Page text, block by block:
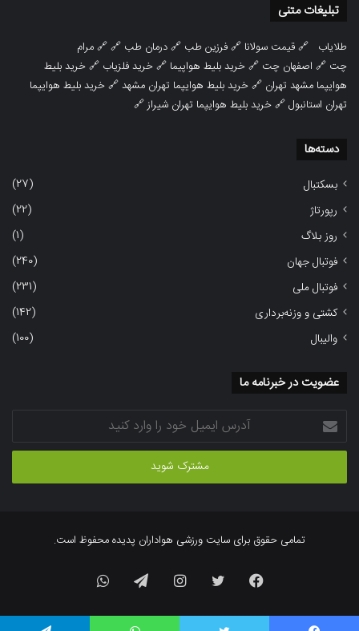
تبلیغات متنی
طلایاب 🔗قیمت سولانا 🔗فرزین طب 🔗درمان طب 🔗 🔗مرام
چت 🔗 اصفهان چت 🔗خرید بلیط هواپیما 🔗خرید فلزیاب 🔗خرید بلیط
هوایپما مشهد تهران 🔗خرید بلیط هوایپما تهران مشهد🔗خرید بلیط هوایپما
تهران استانبول🔗خرید بلیط هوایپما تهران شیراز🔗
دسته‌ها
بسکتبال
(27)
رپورتاژ
(22)
روز بلاگ
(1)
فوتبال جهان
(240)
فوتبال ملی
(231)
کشتی و وزنه‌برداری
(142)
والیبال
(100)
عضویت در خبرنامه ما
آدرس
ایمیل
خود
وارد
تمامی حقوق برای سایت ورزشی هواداران پدیده محفوظ است.
فیسبوک توییتر اینستاگرام تلگرام
آپ